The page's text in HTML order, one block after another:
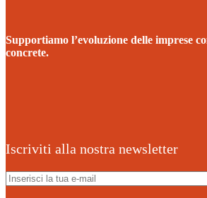
Supportiamo l’evoluzione delle imprese
concrete.
Iscriviti alla nostra newsletter